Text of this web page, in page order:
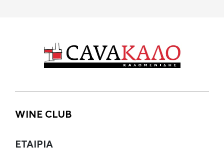
WINE CLUB
ΕΤΑΙΡΙΑ